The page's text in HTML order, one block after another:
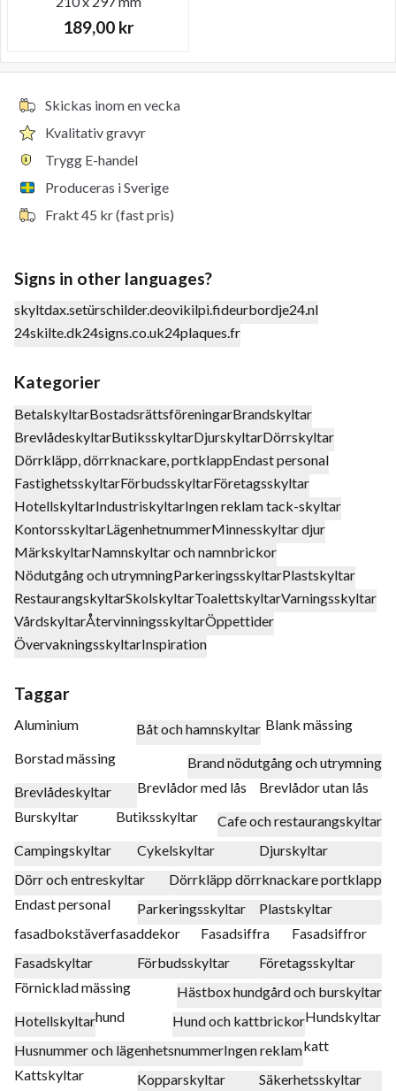
189,00 kr
Skickas inom en vecka
Kvalitativ gravyr
Trygg E-handel
Produceras i Sverige
Frakt 45 kr (fast pris)
Signs in other languages?
skyltdax.setürschilder.deovikilpi.fideurbordje24.nl
24skilte.dk24signs.co.uk24plaques.fr
Kategorier
BetalskyltarBostadsrättsföreningarBrandskyltar
BrevlådeskyltarButiksskyltarDjurskyltarDörrskyltar
Dörrkläpp, dörrknackare, portklappEndast personal
FastighetsskyltarFörbudsskyltarFöretagsskyltar
HotellskyltarIndustriskyltarIngen reklam tack-skyltar
KontorsskyltarLägenhetnummerMinnesskyltar djur
MärkskyltarNamnskyltar och namnbrickor
Nödutgång och utrymningParkeringsskyltarPlastskyltar
RestaurangskyltarSkolskyltarToalettskyltarVarningsskyltar
VårdskyltarÅtervinningsskyltarÖppettider
ÖvervakningsskyltarInspiration
Taggar
Aluminium Båt och hamnskyltar Blank mässing
Borstad mässing
Brand nödutgång och utrymning
Brevlådeskyltar
Brevlådor med lås
Brevlådor utan lås
Burskyltar
Butiksskyltar
Cafe och restaurangskyltar
Campingskyltar
Cykelskyltar
Djurskyltar
Dörr och entreskyltar
Dörrkläpp dörrknackare portklapp
Endast personal
Parkeringsskyltar
Plastskyltar
fasadbokstäverfasaddekor Fasadsiffra
Fasadsiffror
Fasadskyltar
Förbudsskyltar
Företagsskyltar
Förnicklad mässing
Hästbox hundgård och burskyltar
Hotellskyltarhund Hund och kattbrickorHundskyltar
Husnummer och lägenhetsnummerIngen reklamkatt
Kattskyltar
Kopparskyltar
Säkerhetsskyltar